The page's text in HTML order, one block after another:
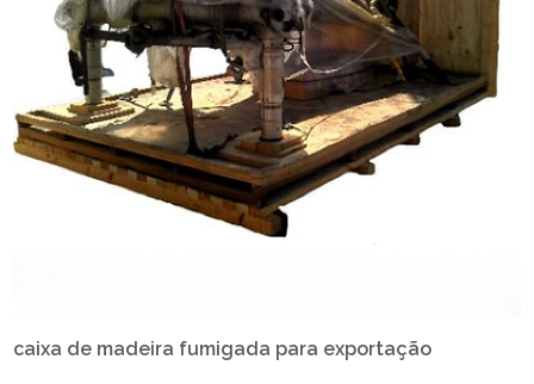
caixa de madeira fumigada para exportação